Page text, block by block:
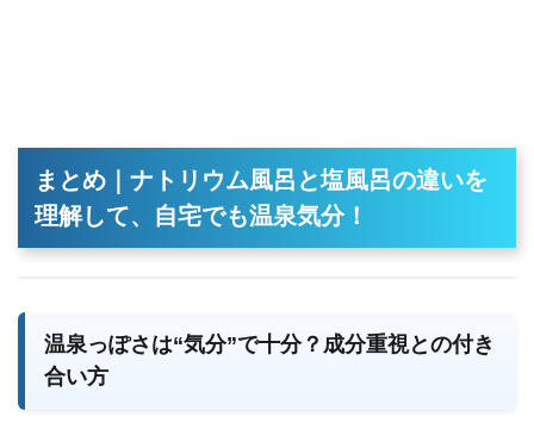
まとめ｜ナトリウム風呂と塩風呂の違いを
理解して、自宅でも温泉気分！
温泉っぽさは“気分”で十分？成分重視との付き
合い方